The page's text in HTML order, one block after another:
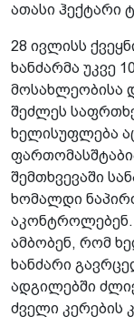
ათასი ჰექტარი
28 ივლისს
ხანძარმა უკვე
მოსახლეობისა
შეძლეს
ხელისუფლება
შემთხვევაში
ხომალდი
აკონტროლებენ.
ამბობენ, რომ
ხანძარი
ადგილებში
ძველი კერების